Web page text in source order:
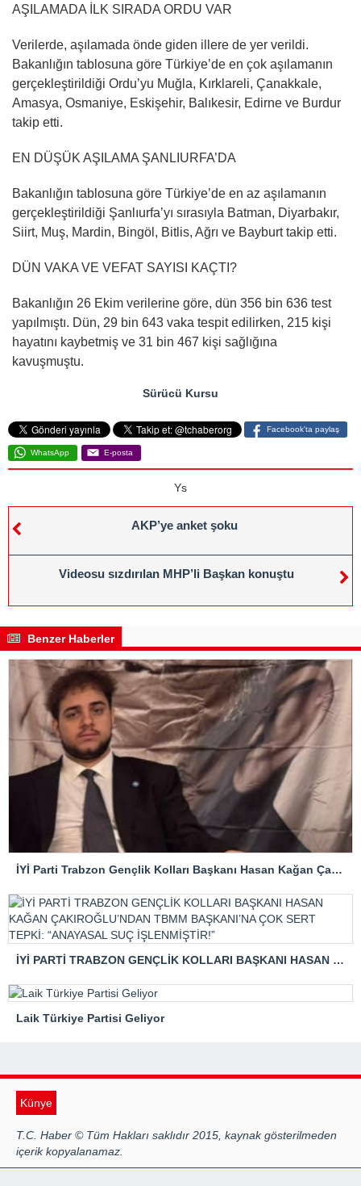
AŞILAMADA İLK SIRADA ORDU VAR
Verilerde, aşılamada önde giden illere de yer verildi.
Bakanlığın tablosuna göre Türkiye’de en çok aşılamanın
gerçekleştirildiği Ordu’yu Muğla, Kırklareli, Çanakkale,
Amasya, Osmaniye, Eskişehir, Balıkesir, Edirne ve Burdur
takip etti.
EN DÜŞÜK AŞILAMA ŞANLIURFA’DA
Bakanlığın tablosuna göre Türkiye’de en az aşılamanın
gerçekleştirildiği Şanlıurfa’yı sırasıyla Batman, Diyarbakır,
Siirt, Muş, Mardin, Bingöl, Bitlis, Ağrı ve Bayburt takip etti.
DÜN VAKA VE VEFAT SAYISI KAÇTI?
Bakanlığın 26 Ekim verilerine göre, dün 356 bin 636 test
yapılmıştı. Dün, 29 bin 643 vaka tespit edilirken, 215 kişi
hayatını kaybetmiş ve 31 bin 467 kişi sağlığına
kavuşmuştu.
Sürücü Kursu
Facebook'ta paylaş
WhatsApp E-posta
Ys
AKP’ye anket şoku
Videosu sızdırılan MHP’li Başkan konuştu
Benzer Haberler
İYİ Parti Trabzon Gençlik Kolları Başkanı Hasan Kağan Çakıroğlu’ndan Mattia Ahmet Minguzzi Davasına Tepki
İYİ PARTİ TRABZON GENÇLİK KOLLARI BAŞKANI HASAN KAĞAN ÇAKIROĞLU’NDAN TBMM BAŞKANI’NA ÇOK SERT TEPKİ: “ANAYASAL SUÇ İŞLENMİŞTİR!”
Laik Türkiye Partisi Geliyor
Künye
T.C. Haber © Tüm Hakları saklıdır 2015, kaynak gösterilmeden
içerik kopyalanamaz.